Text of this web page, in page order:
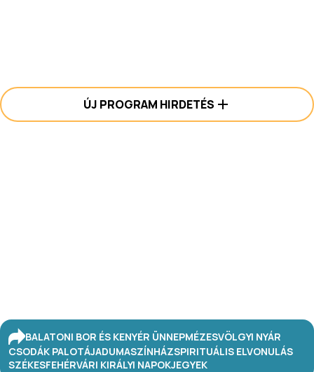
ÚJ PROGRAM HIRDETÉS
BALATONI BOR ÉS KENYÉR ÜNNEPMÉZESVÖLGYI NYÁR
CSODÁK PALOTÁJADUMASZÍNHÁZSPIRITUÁLIS ELVONULÁS
SZÉKESFEHÉRVÁRI KIRÁLYI NAPOKJEGYEK